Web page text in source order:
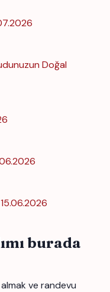
Doğal
15.06.2026
burada
ve randevu